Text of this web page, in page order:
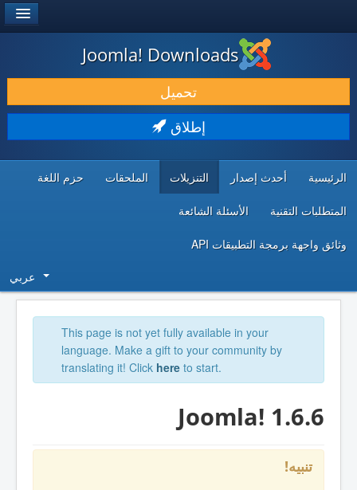
حمل & ومدد
اكتشف & تعلم
Joomla! Downloads
تحميل
إطلاق
الرئيسية أحدث إصدار التنزيلات الملحقات حزم اللغة
المتطلبات التقنية الأسئلة الشائعة
وثائق واجهة برمجة التطبيقات API
عربي
This page is not yet fully available in your
language. Make a gift to your community by
translating it! Click here to start.
Joomla! 1.6.6
تنبيه!